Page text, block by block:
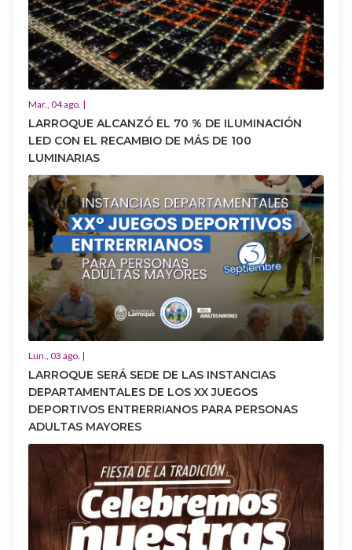
Mar., 04 ago. |
LARROQUE ALCANZÓ EL 70 % DE ILUMINACIÓN
LED CON EL RECAMBIO DE MÁS DE 100
LUMINARIAS
Lun., 03 ago. |
LARROQUE SERÁ SEDE DE LAS INSTANCIAS
DEPARTAMENTALES DE LOS XX JUEGOS
DEPORTIVOS ENTRERRIANOS PARA PERSONAS
ADULTAS MAYORES